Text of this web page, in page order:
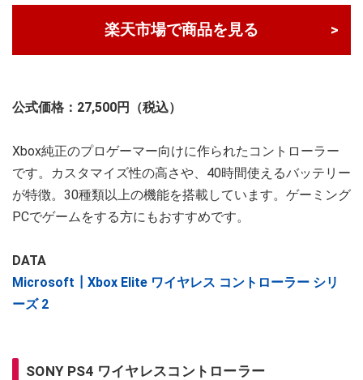
楽天市場で商品を見る
公式価格：27,500円（税込）
Xbox純正のプロゲーマー向けに作られたコントローラー
です。カスタマイズ性の高さや、40時間使えるバッテリー
が特徴。30種類以上の機能を搭載しています。ゲーミング
PCでゲームをする方にもおすすめです。
DATA
Microsoft┃Xbox Elite ワイヤレス コントローラー シリ
ーズ 2
SONY PS4 ワイヤレスコントローラー